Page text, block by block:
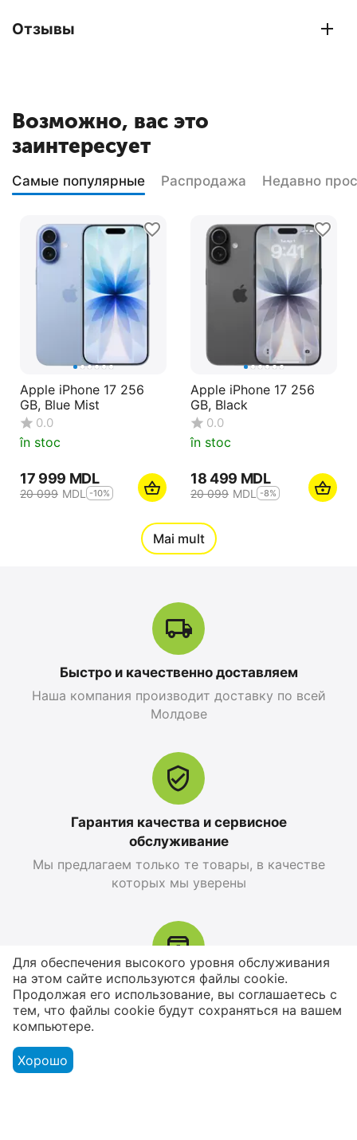
Отзывы
Возможно, вас это
заинтересует
Самые популярные Распродажа Недавно
Apple iPhone 17 256
GB, Blue Mist
0.0
în stoc
17 999 MDL
20 099 MDL -10%
Apple iPhone 17 256
GB, Black
0.0
în stoc
18 499 MDL
20 099 MDL -8%
Apple iPhone 17 Pro
Apple iPhone 17 Pro
256 GB, Blue Deep
în stoc
25 499
Apple iPhone 17 Pro
Max 256 GB, Blue Deep
în stoc
Apple iPhone 17 Pro
Mai mult
Быстро и качественно доставляем
Наша компания производит доставку по всей
Молдове
Гарантия качества и сервисное
обслуживание
Мы предлагаем только те товары, в качестве
которых мы уверены
Возврат товара в течение 14 дней
У вас есть 14 дней, для того чтобы
протестировать вашу покупку
Для обеспечения высокого уровня обслуживания
на этом сайте используются файлы cookie.
Продолжая его использование, вы соглашаетесь с
тем, что файлы cookie будут сохраняться на вашем
компьютере.
Хорошо